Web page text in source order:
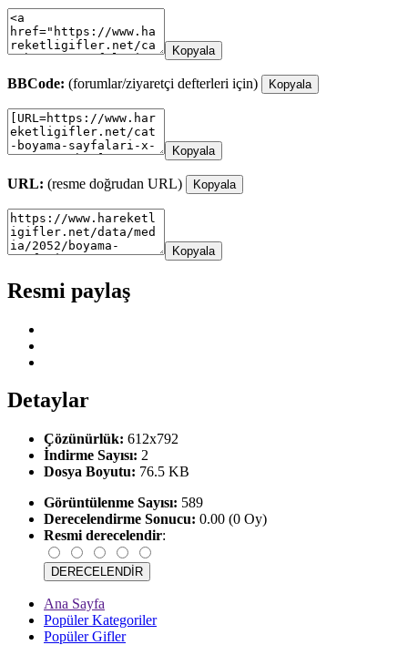
Kopyala
BBCode: (forumlar/ziyaretçi defterleri için) Kopyala
Kopyala
URL: (resme doğrudan URL) Kopyala
Kopyala
Resmi paylaş
Detaylar
Çözünürlük: 612x792
İndirme Sayısı: 2
Dosya Boyutu: 76.5 KB
Görüntülenme Sayısı: 589
Derecelendirme Sonucu: 0.00 (0 Oy)
Resmi derecelendir:
Ana Sayfa
Popüler Kategoriler
Popüler Gifler